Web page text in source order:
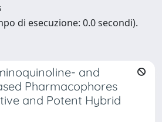
di esecuzione: 0.0 secondi).
and
Pharmacophores
and Potent Hybrid